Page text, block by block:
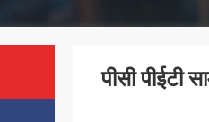
पीसी पीईटी